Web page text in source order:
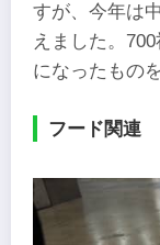
すが、今年は
えました。
になったもの
フード関連